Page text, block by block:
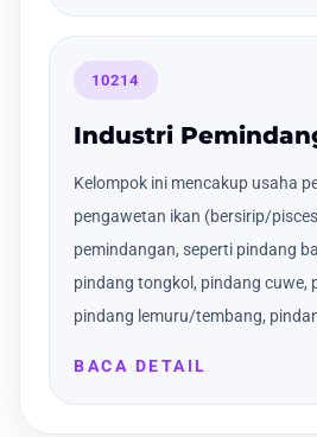
10214
Industri
Kelompok ini mencakup usaha
pengawetan ikan (bersirip/
pemindangan, seperti pindang
pindang tongkol, pindang cuwe,
pindang lemuru/tembang,
BACA DETAIL